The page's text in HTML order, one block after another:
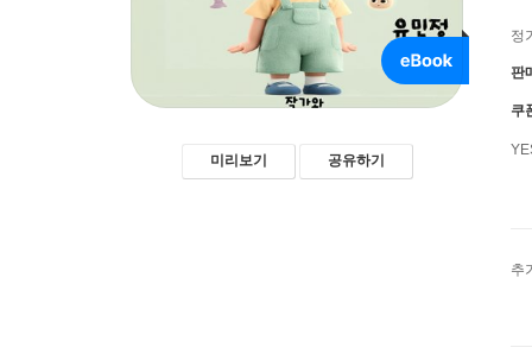
미리보기 공유하기
정
판
쿠
추